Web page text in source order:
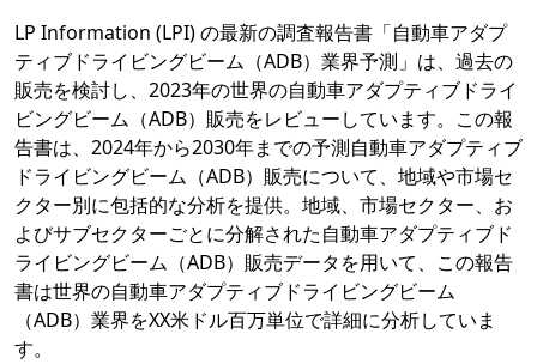
LP Information (LPI) の最新の調査報告書「自動車アダプ
ティブドライビングビーム（ADB）業界予測」は、過去の
販売を検討し、2023年の世界の自動車アダプティブドライ
ビングビーム（ADB）販売をレビューしています。この報
告書は、2024年から2030年までの予測自動車アダプティブ
ドライビングビーム（ADB）販売について、地域や市場セ
クター別に包括的な分析を提供。地域、市場セクター、お
よびサブセクターごとに分解された自動車アダプティブド
ライビングビーム（ADB）販売データを用いて、この報告
書は世界の自動車アダプティブドライビングビーム
（ADB）業界をXX米ドル百万単位で詳細に分析していま
す。